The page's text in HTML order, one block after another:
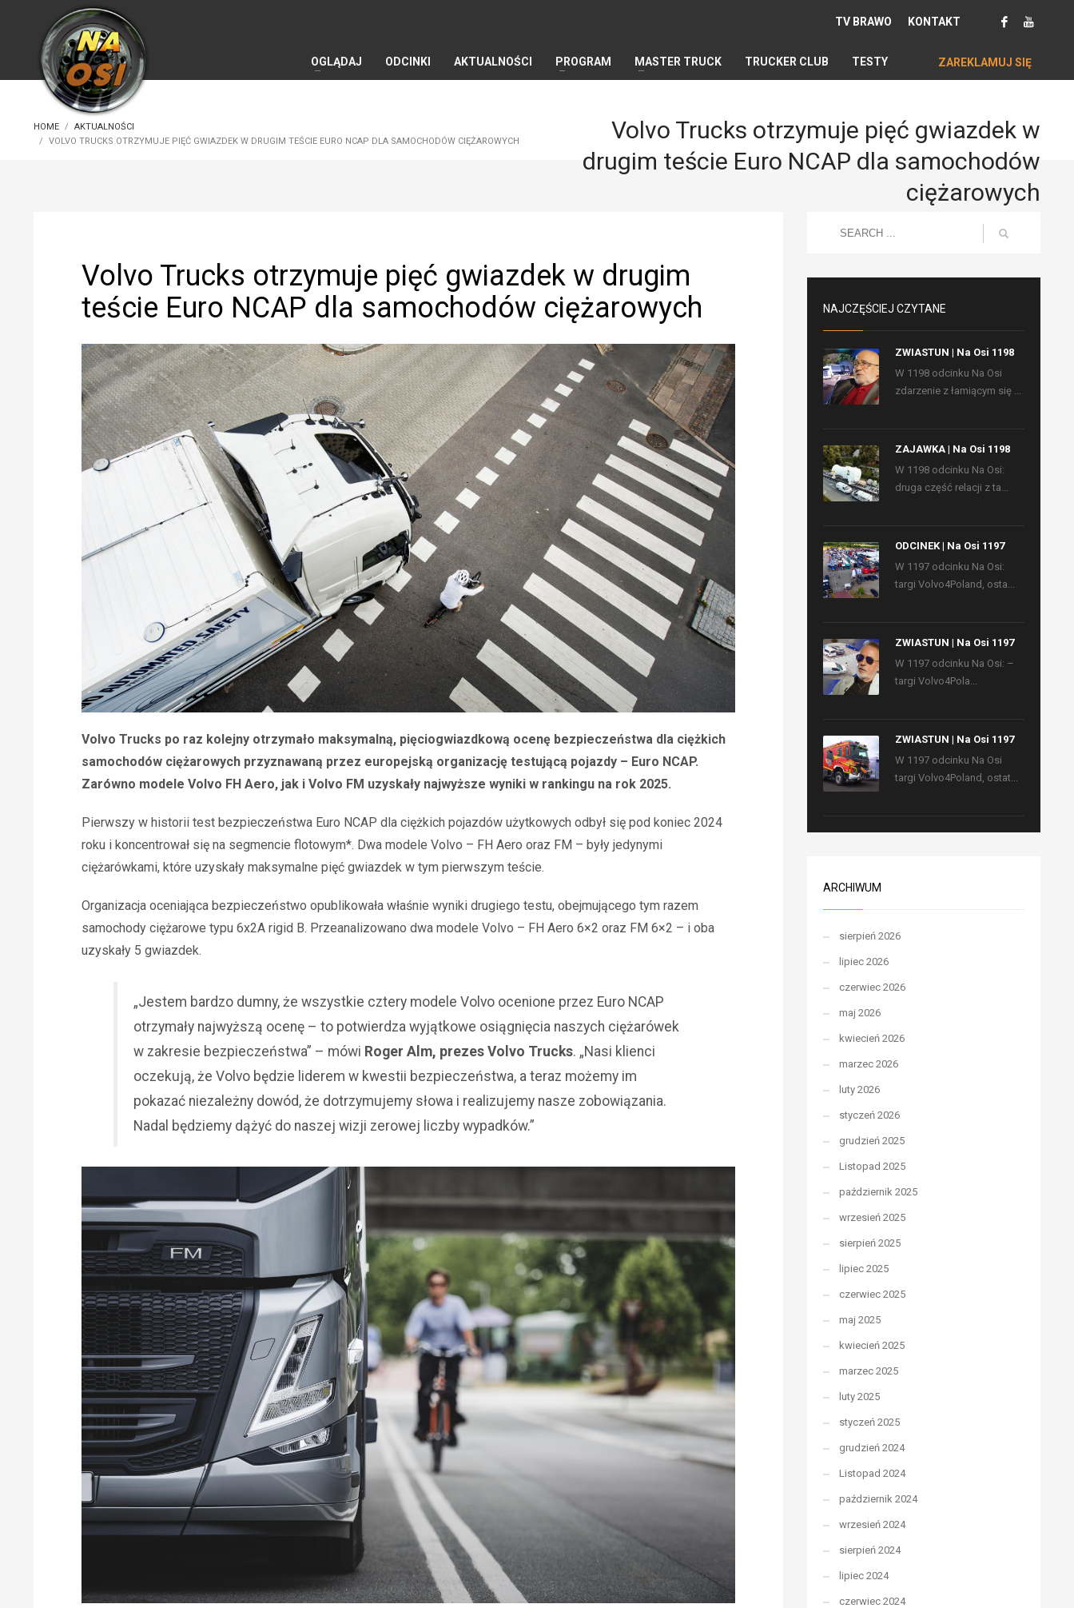
TV BRAWO KONTAKT
OGLĄDAJ ODCINKI AKTUALNOŚCI PROGRAM MASTER TRUCK TRUCKER CLUB TESTY ZAREKLAMUJ SIĘ
HOME
AKTUALNOŚCI
VOLVO TRUCKS OTRZYMUJE PIĘĆ GWIAZDEK W DRUGIM TEŚCIE EURO NCAP DLA SAMOCHODÓW CIĘŻAROWYCH
Volvo Trucks otrzymuje pięć gwiazdek w
drugim teście Euro NCAP dla samochodów
ciężarowych
Volvo Trucks otrzymuje pięć gwiazdek w drugim
teście Euro NCAP dla samochodów ciężarowych
Volvo Trucks po raz kolejny otrzymało maksymalną, pięciogwiazdkową ocenę bezpieczeństwa dla ciężkich
samochodów ciężarowych przyznawaną przez europejską organizację testującą pojazdy – Euro NCAP.
Zarówno modele Volvo FH Aero, jak i Volvo FM uzyskały najwyższe wyniki w rankingu na rok 2025.
Pierwszy w historii test bezpieczeństwa Euro NCAP dla ciężkich pojazdów użytkowych odbył się pod koniec 2024
roku i koncentrował się na segmencie flotowym*. Dwa modele Volvo – FH Aero oraz FM – były jedynymi
ciężarówkami, które uzyskały maksymalne pięć gwiazdek w tym pierwszym teście.
Organizacja oceniająca bezpieczeństwo opublikowała właśnie wyniki drugiego testu, obejmującego tym razem
samochody ciężarowe typu 6x2A rigid B. Przeanalizowano dwa modele Volvo – FH Aero 6×2 oraz FM 6×2 – i oba
uzyskały 5 gwiazdek.
„Jestem bardzo dumny, że wszystkie cztery modele Volvo ocenione przez Euro NCAP
otrzymały najwyższą ocenę – to potwierdza wyjątkowe osiągnięcia naszych ciężarówek
w zakresie bezpieczeństwa” – mówi Roger Alm, prezes Volvo Trucks. „Nasi klienci
oczekują, że Volvo będzie liderem w kwestii bezpieczeństwa, a teraz możemy im
pokazać niezależny dowód, że dotrzymujemy słowa i realizujemy nasze zobowiązania.
Nadal będziemy dążyć do naszej wizji zerowej liczby wypadków.”
NAJCZĘŚCIEJ CZYTANE
ZWIASTUN | Na Osi 1198
W 1198 odcinku Na Osi
zdarzenie z łamiącym się ...
ZAJAWKA | Na Osi 1198
W 1198 odcinku Na Osi:
druga część relacji z ta...
ODCINEK | Na Osi 1197
W 1197 odcinku Na Osi:
targi Volvo4Poland, osta...
ZWIASTUN | Na Osi 1197
W 1197 odcinku Na Osi: –
targi Volvo4Pola...
ZWIASTUN | Na Osi 1197
W 1197 odcinku Na Osi
targi Volvo4Poland, ostat...
ARCHIWUM
sierpień 2026
lipiec 2026
czerwiec 2026
maj 2026
kwiecień 2026
marzec 2026
luty 2026
styczeń 2026
grudzień 2025
Listopad 2025
październik 2025
wrzesień 2025
sierpień 2025
lipiec 2025
czerwiec 2025
maj 2025
kwiecień 2025
marzec 2025
luty 2025
styczeń 2025
grudzień 2024
Listopad 2024
październik 2024
wrzesień 2024
sierpień 2024
lipiec 2024
czerwiec 2024